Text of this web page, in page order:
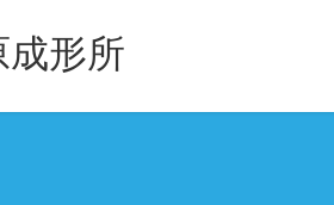
形所